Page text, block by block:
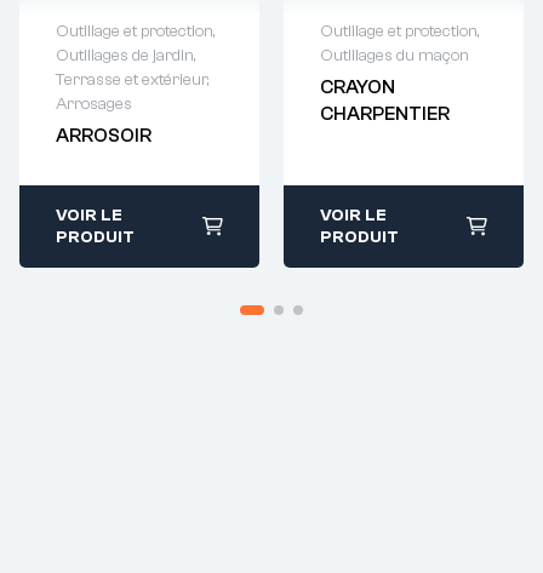
Outillage et protection,
Outillages de jardin,
Terrasse et extérieur,
Arrosages
ARROSOIR
Demande de
devis : 01 64 88
VOIR LE
PRODUIT
Outillage et protection,
Outillages du maçon
CRAYON
CHARPENTIER
devis : 01 64 88
93 38
VOIR LE
PRODUIT